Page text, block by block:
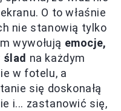
O to właśnie
nie stanowią tylko
wywołują emocje,
na każdym
w fotelu, a
się doskonałą
i... zastanowić się,